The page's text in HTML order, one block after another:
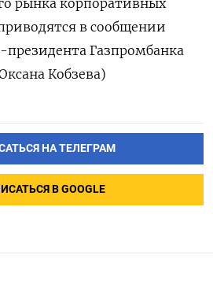
рынка корпоративных
в сообщении
президента Газпромбанка
Кобзева)
НА ТЕЛЕГРАМ
В GOOGLE